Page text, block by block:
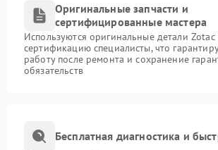
Оригинальные запчасти и
сертифицированные мастера
Используются оригинальные детали
сертификацию специалисты, что
работу после ремонта и сохранение
обязательств
Бесплатная диагностика и